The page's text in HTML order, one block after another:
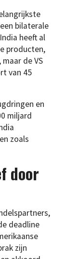
bilaterale
heeft al
producten,
de VS
van 45
en
miljard
zoals
door
deadline
zijn